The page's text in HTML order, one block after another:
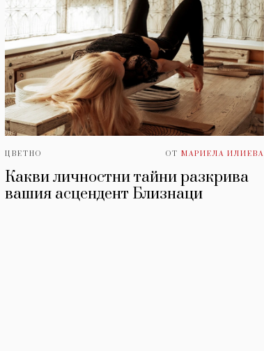
ЦВЕТНО ОТ МАРИЕЛА ИЛИЕВА
Какви личностни тайни разкрива
вашия асцендент Близнаци